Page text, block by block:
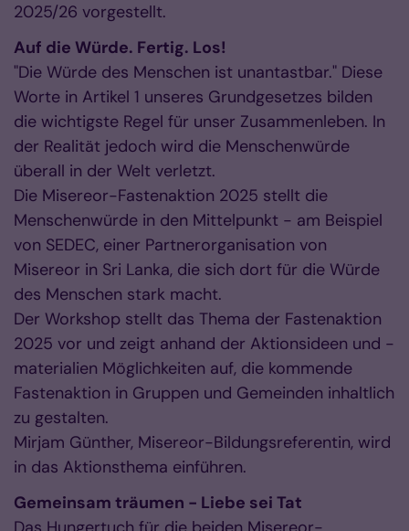
2025/26 vorgestellt.
Auf die Würde. Fertig. Los!
"Die Würde des Menschen ist unantastbar." Diese
Worte in Artikel 1 unseres Grundgesetzes bilden
die wichtigste Regel für unser Zusammenleben. In
der Realität jedoch wird die Menschenwürde
überall in der Welt verletzt.
Die Misereor-Fastenaktion 2025 stellt die
Menschenwürde in den Mittelpunkt - am Beispiel
von SEDEC, einer Partnerorganisation von
Misereor in Sri Lanka, die sich dort für die Würde
des Menschen stark macht.
Der Workshop stellt das Thema der Fastenaktion
2025 vor und zeigt anhand der Aktionsideen und -
materialien Möglichkeiten auf, die kommende
Fastenaktion in Gruppen und Gemeinden inhaltlich
zu gestalten.
Mirjam Günther, Misereor-Bildungsreferentin, wird
in das Aktionsthema einführen.
Gemeinsam träumen - Liebe sei Tat